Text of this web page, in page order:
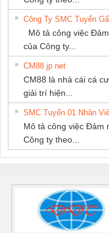
Công Ty SMC Tuyển
Mô tả công việc
của Công ty...
CM88 jp net
CM88 là nhà cái cá
giải trí hiện...
SMC Tuyển 01 Nhân
Mô tả công việc Đảm
Công ty theo...